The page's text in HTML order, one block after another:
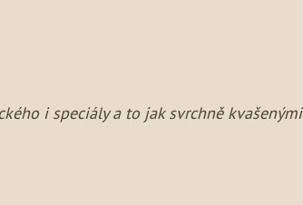
i speciály a to jak svrchně kvašenými